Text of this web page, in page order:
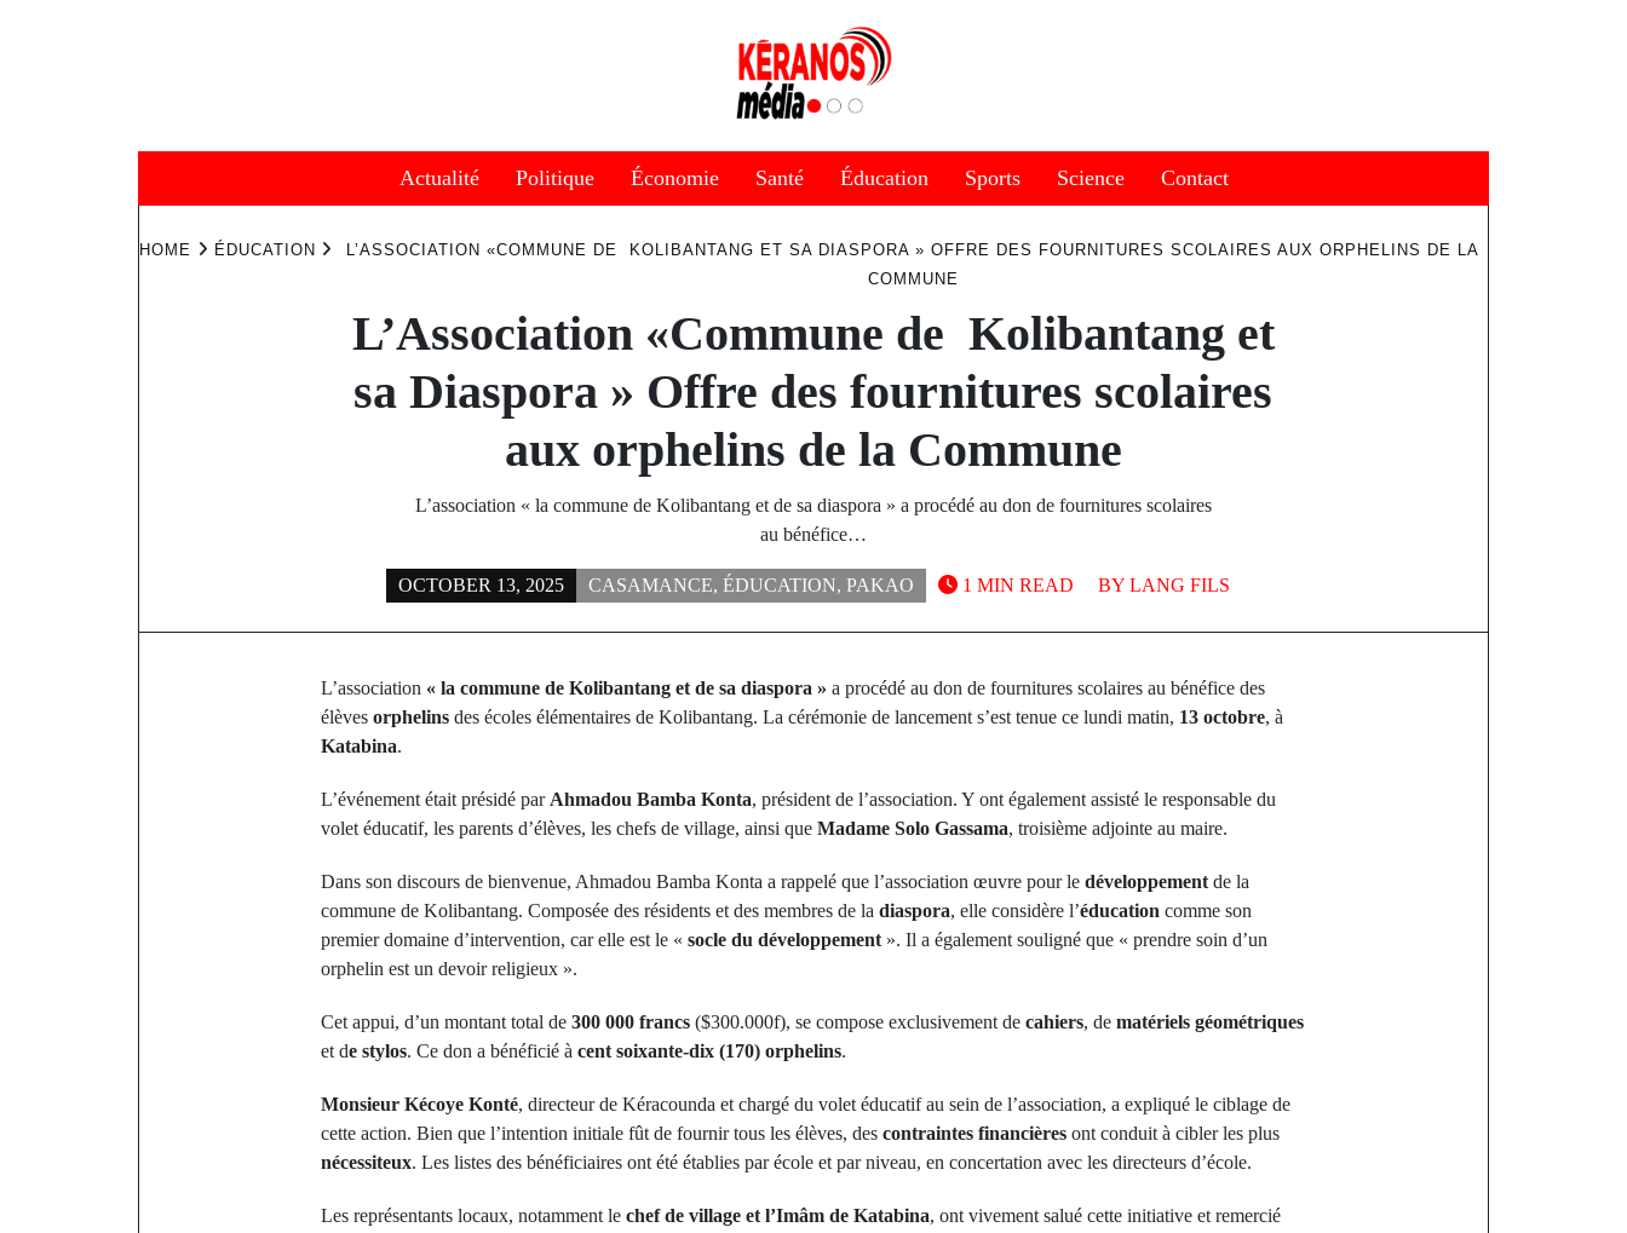
Actualité Politique Économie Santé Éducation Sports Science Contact
HOME ÉDUCATION
L’ASSOCIATION «COMMUNE DE KOLIBANTANG ET SA DIASPORA » OFFRE DES FOURNITURES SCOLAIRES AUX ORPHELINS DE LA
COMMUNE
L’Association «Commune de Kolibantang et
sa Diaspora » Offre des fournitures scolaires
aux orphelins de la Commune
L’association « la commune de Kolibantang et de sa diaspora » a procédé au don de fournitures scolaires
au bénéfice…
OCTOBER 13, 2025 CASAMANCE, ÉDUCATION, PAKAO BY LANG FILS
1 MIN READ
L’association « la commune de Kolibantang et de sa diaspora » a procédé au don de fournitures scolaires au bénéfice des
élèves orphelins des écoles élémentaires de Kolibantang. La cérémonie de lancement s’est tenue ce lundi matin, 13 octobre, à
Katabina.
L’événement était présidé par Ahmadou Bamba Konta, président de l’association. Y ont également assisté le responsable du
volet éducatif, les parents d’élèves, les chefs de village, ainsi que Madame Solo Gassama, troisième adjointe au maire.
Dans son discours de bienvenue, Ahmadou Bamba Konta a rappelé que l’association œuvre pour le développement de la
commune de Kolibantang. Composée des résidents et des membres de la diaspora, elle considère l’éducation comme son
premier domaine d’intervention, car elle est le « socle du développement ». Il a également souligné que « prendre soin d’un
orphelin est un devoir religieux ».
Cet appui, d’un montant total de 300 000 francs ($300.000f), se compose exclusivement de cahiers, de matériels géométriques
et de stylos. Ce don a bénéficié à cent soixante-dix (170) orphelins.
Monsieur Kécoye Konté, directeur de Kéracounda et chargé du volet éducatif au sein de l’association, a expliqué le ciblage de
cette action. Bien que l’intention initiale fût de fournir tous les élèves, des contraintes financières ont conduit à cibler les plus
nécessiteux. Les listes des bénéficiaires ont été établies par école et par niveau, en concertation avec les directeurs d’école.
Les représentants locaux, notamment le chef de village et l’Imâm de Katabina, ont vivement salué cette initiative et remercié